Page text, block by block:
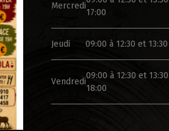
Mercredi
17:00
Jeudi 09:00 à 12:30 et
Vendredi
09:00 à 12:30 et
18:00